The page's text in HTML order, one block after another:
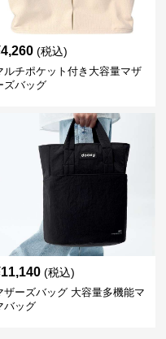
4,260 (税込)
ルチポケット付き大容量マザ
ズバッグ
11,140 (税込)
ザーズバッグ 大容量多機能マ
バッグ